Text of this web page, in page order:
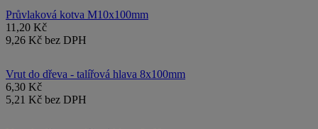
Průvlaková kotva M10x100mm
11,20 Kč
9,26 Kč bez DPH
Vrut do dřeva - talířová hlava 8x100mm
6,30 Kč
5,21 Kč bez DPH